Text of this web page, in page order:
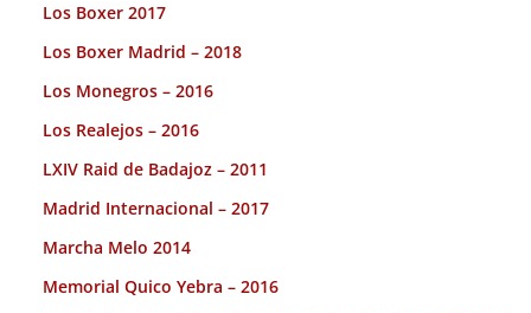
Los Boxer 2017
Los Boxer Madrid – 2018
Los Monegros – 2016
Los Realejos – 2016
LXIV Raid de Badajoz – 2011
Madrid Internacional – 2017
Marcha Melo 2014
Memorial Quico Yebra – 2016